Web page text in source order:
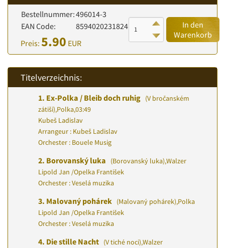
Bestellnummer:496014-3
EAN Code:
8594020231824
Preis: 5.90 EUR
In den
Warenkorb
Titelverzeichnis:
1. Ex-Polka / Bleib doch ruhig (V bročanském
zátiší),Polka,03:49
Kubeš Ladislav
Arrangeur : Kubeš Ladislav
Orchester : Bouele Musig
2. Borovanský luka (Borovanský luka),Walzer
Lipold Jan /Opelka František
Orchester : Veselá muzika
3. Malovaný pohárek (Malovaný pohárek),Polka
Lipold Jan /Opelka František
Orchester : Veselá muzika
4. Die stille Nacht (V tiché noci),Walzer